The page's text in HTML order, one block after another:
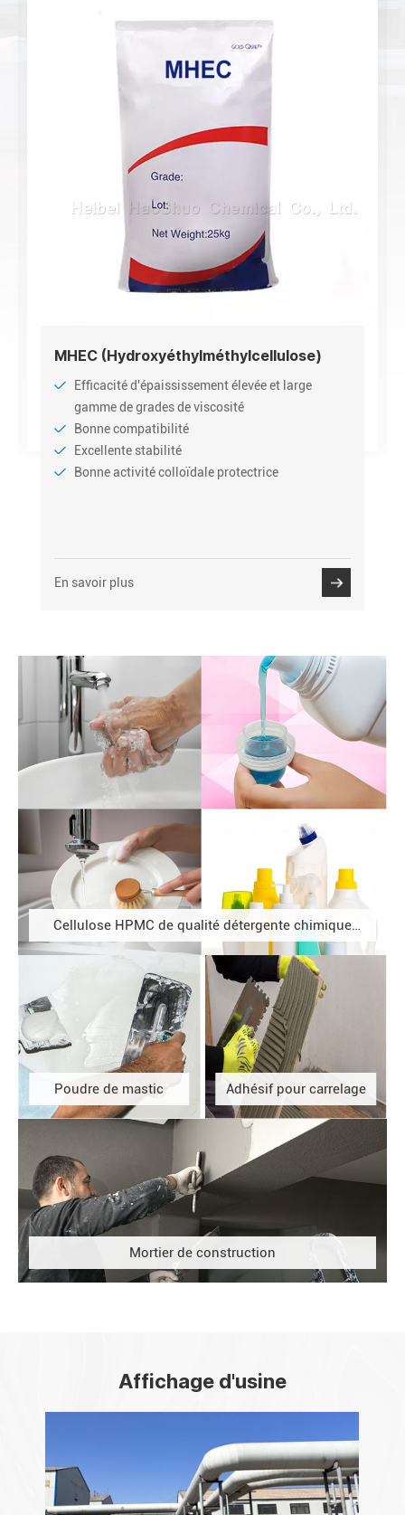
MHEC (Hydroxyéthylméthylcellulose)
Efficacité d'épaississement élevée et large
gamme de grades de viscosité
Bonne compatibilité
Excellente stabilité
Bonne activité colloïdale protectrice
En savoir plus
Cellulose HPMC de qualité détergente chimique
quotidienne
Poudre de mastic Adhésif pour carrelage
Mortier de construction
Affichage d'usine